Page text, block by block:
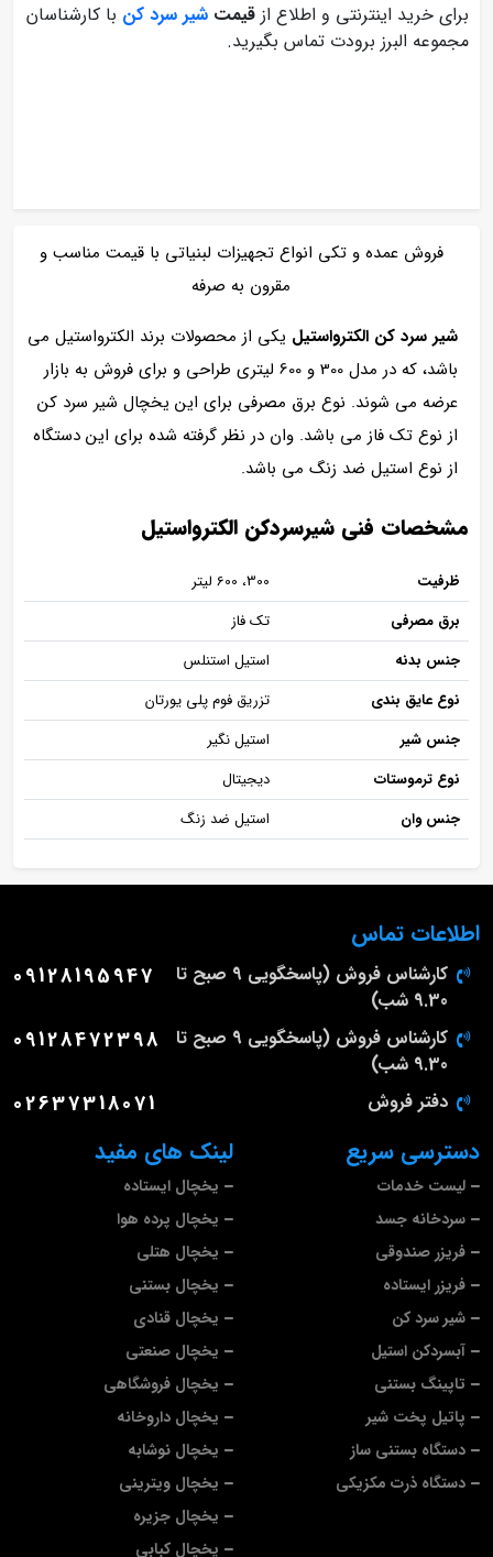
برای خرید اینترنتی و اطلاع از قیمت شیر سرد کن با کارشناسان
مجموعه البرز برودت تماس بگیرید.
فروش عمده و تکی انواع تجهیزات لبنیاتی با قیمت مناسب و
مقرون به صرفه
شیر سرد کن الکترواستیل یکی از محصولات برند الکترواستیل می
باشد، که در مدل 300 و 600 لیتری طراحی و برای فروش به بازار
عرضه می شوند. نوع برق مصرفی برای این یخچال شیر سرد کن
از نوع تک فاز می باشد. وان در نظر گرفته شده برای این دستگاه
از نوع استیل ضد زنگ می باشد.
مشخصات فنی شیرسردکن الکترواستیل
ظرفیت
300، 600 لیتر
برق مصرفی
تک فاز
جنس بدنه
استیل استنلس
نوع عایق بندی
تزریق فوم پلی یورتان
جنس شیر
استیل نگیر
نوع ترموستات
دیجیتال
جنس وان
استیل ضد زنگ
لینک های مفید
یخچال ایستاده
یخچال پرده هوا
یخچال هتلی
یخچال بستنی
یخچال قنادی
یخچال صنعتی
یخچال فروشگاهی
یخچال داروخانه
یخچال نوشابه
یخچال ویترینی
یخچال جزیره
یخچال کبابی
دسترسی سریع
لیست خدمات
سردخانه جسد
فریزر صندوقی
فریزر ایستاده
شیر سرد کن
آبسردکن استیل
تاپینگ بستنی
پاتیل پخت شیر
دستگاه بستنی ساز
دستگاه ذرت مکزیکی
اطلاعات تماس
کارشناس فروش (پاسخگویی 9 صبح تا
9.30 شب)
09128195947
کارشناس فروش (پاسخگویی 9 صبح تا
9.30 شب)
09128472398
دفتر فروش 02637318071